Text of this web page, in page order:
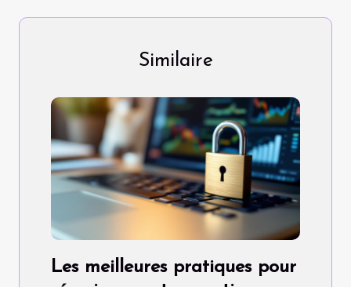
Similaire
Les meilleures pratiques pour